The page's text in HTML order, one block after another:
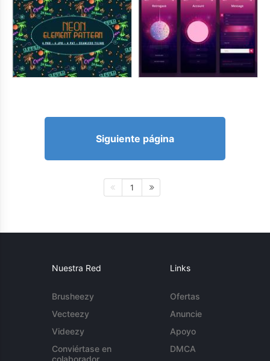
Siguiente página
1
Nuestra Red
Brusheezy
Vecteezy
Videezy
Conviértase en
colaborador
Links
Ofertas
Anuncie
Apoyo
DMCA